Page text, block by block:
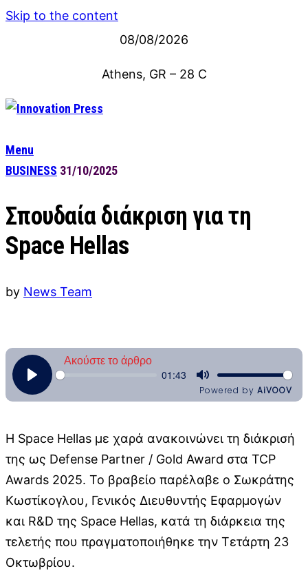
Skip to the content
08/08/2026
Athens, GR – 28 C
Menu
BUSINESS 31/10/2025
Σπουδαία διάκριση για τη
Space Hellas
by News Team
Η Space Hellas με χαρά ανακοινώνει τη διάκρισή
της ως Defense Partner / Gold Award στα TCP
Awards 2025. Το βραβείο παρέλαβε ο Σωκράτης
Κωστίκογλου, Γενικός Διευθυντής Εφαρμογών
και R&D της Space Hellas, κατά τη διάρκεια της
τελετής που πραγματοποιήθηκε την Τετάρτη 23
Οκτωβρίου.